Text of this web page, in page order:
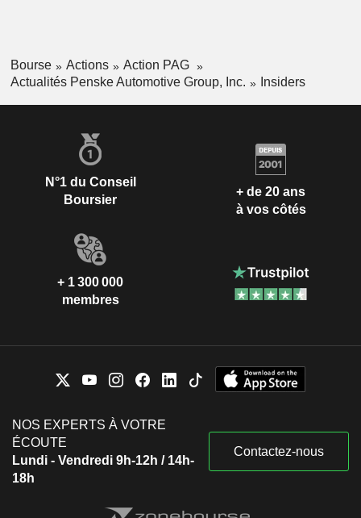
Bourse Actions
Action PAG
Actualités Penske Automotive Group, Inc.
Insiders
N°1 du Conseil
Boursier
+ de 20 ans
à vos côtés
+ 1 300 000
membres
NOS EXPERTS À VOTRE
ÉCOUTE
Lundi - Vendredi 9h-12h / 14h-
18h
Contactez-nous